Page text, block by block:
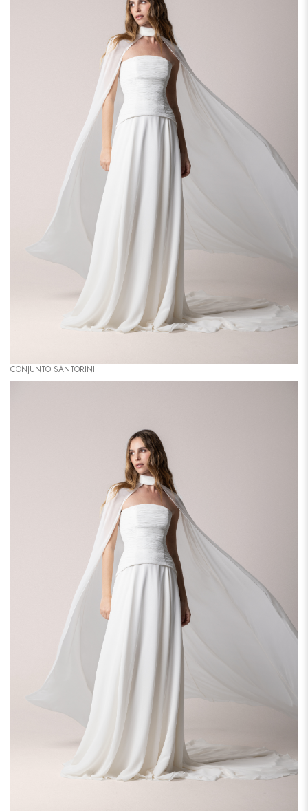
CONJUNTO SANTORINI